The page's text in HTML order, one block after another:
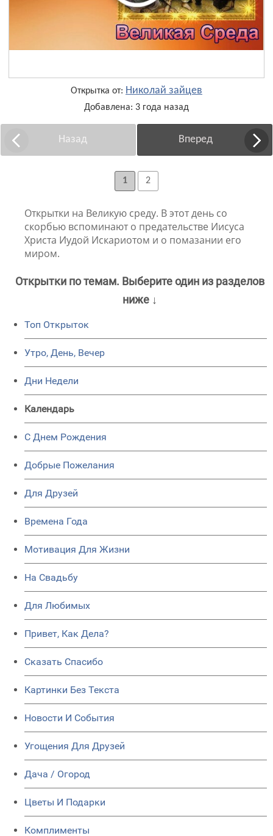
Открытка от: Николай зайцев
Добавлена: 3 года назад
Назад Вперед
1 2
Открытки на Великую среду. В этот день со
скорбью вспоминают о предательстве Иисуса
Христа Иудой Искариотом и о помазании его
миром.
Открытки по темам. Выберите один из разделов
ниже ↓
Топ Открыток
Утро, День, Вечер
Дни Недели
Календарь
C Днем Рождения
Добрые Пожелания
Для Друзей
Времена Года
Мотивация Для Жизни
На Свадьбу
Для Любимых
Привет, Как Дела?
Сказать Спасибо
Картинки Без Текста
Новости И События
Угощения Для Друзей
Дача / Огород
Цветы И Подарки
Комплименты